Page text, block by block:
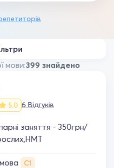
мови:399 знайдено
5.0 6 Відгуків
заняття - 350грн/
С1